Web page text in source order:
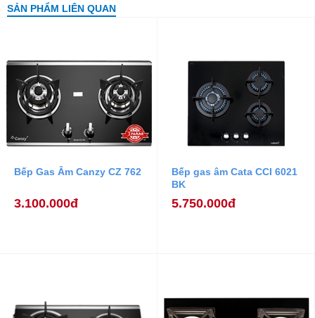
SẢN PHẨM LIÊN QUAN
Bếp Gas Âm Canzy CZ 762
3.100.000đ
Bếp gas âm Cata CCI 6021
BK
5.750.000đ